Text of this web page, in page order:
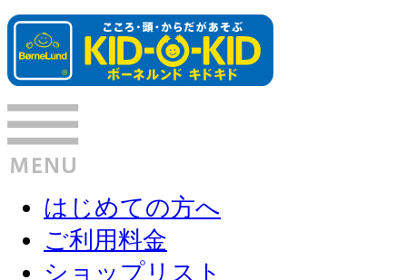
はじめての方へ
ご利用料金
ショップリスト